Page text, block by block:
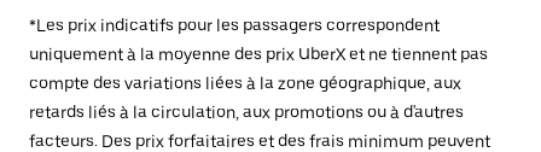
*Les prix indicatifs pour les passagers correspondent
uniquement à la moyenne des prix UberX et ne tiennent pas
compte des variations liées à la zone géographique, aux
retards liés à la circulation, aux promotions ou à d'autres
facteurs. Des prix forfaitaires et des frais minimum peuvent